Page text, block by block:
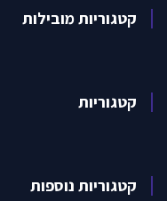
קטגוריות מובילות
קטגוריות
קטגוריות נוספות